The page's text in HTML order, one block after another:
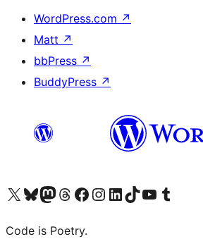
WordPress.com ↗
Matt ↗
bbPress ↗
BuddyPress ↗
Visita il nostro account X (ex Twitter)
Visita il nostro account Bluesky
Visita il nostro account Mastodon
Visita il nostro account Threads
Visita la nostra pagina Facebook
Visita il nostro account Instagram
Visita il nostro account LinkedIn
Visita il nostro account TikTok
Visita il nostro canale YouTube
Visita il nostro account Tumblr
Code is Poetry.